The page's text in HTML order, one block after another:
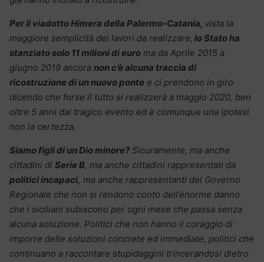
Per il viadotto Himera della Palermo-Catania, vista la
maggiore semplicità dei lavori da realizzare, lo Stato ha
stanziato solo 11 milioni di euro ma da Aprile 2015 a
giugno 2019 ancora non c’è alcuna traccia di
ricostruzione di un nuovo ponte e ci prendono in giro
dicendo che forse il tutto si realizzerà a maggio 2020, ben
oltre 5 anni dal tragico evento ed è comunque una ipotesi
non la certezza.
Siamo figli di un Dio minore? Sicuramente, ma anche
cittadini di Serie B, ma anche cittadini rappresentati da
politici incapaci, ma anche rappresentanti del Governo
Regionale che non si rendono conto dell’enorme danno
che i siciliani subiscono per ogni mese che passa senza
alcuna soluzione. Politici che non hanno il coraggio di
imporre delle soluzioni concrete ed immediate, politici che
continuano a raccontare stupidaggini trincerandosi dietro